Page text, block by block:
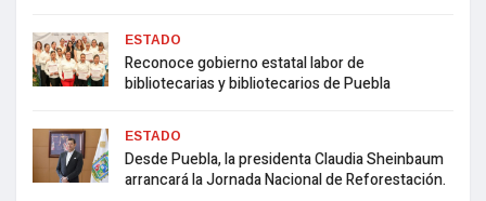
ESTADO
Reconoce gobierno estatal labor de
bibliotecarias y bibliotecarios de Puebla
ESTADO
Desde Puebla, la presidenta Claudia Sheinbaum
arrancará la Jornada Nacional de Reforestación.